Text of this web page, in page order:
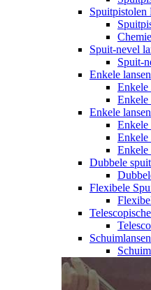
Spuitpistolen
Spuit-nevel
Spuit-
Enkele
Enkele
Enkele
Enkele
Enkele
Enkele
Enkele
Dubbele
Flexibele
Schuimlansen